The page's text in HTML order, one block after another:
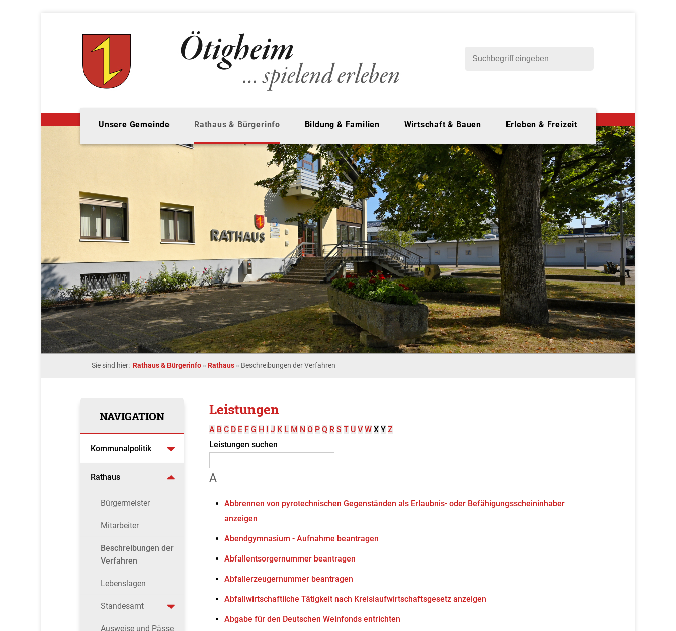
Unsere Gemeinde Rathaus & Bürgerinfo Bildung & Familien Wirtschaft & Bauen Erleben & Freizeit
Sie sind hier: Rathaus & Bürgerinfo » Rathaus » Beschreibungen der Verfahren
NAVIGATION
Kommunalpolitik
Rathaus
Bürgermeister
Mitarbeiter
Beschreibungen der
Verfahren
Lebenslagen
Standesamt
Ausweise und Pässe
Leistungen
A B C D E F G H I J K L M N O P Q R S T U V W X Y Z
Leistungen suchen
A
Abbrennen von pyrotechnischen Gegenständen als Erlaubnis- oder Befähigungsscheininhaber
anzeigen
Abendgymnasium - Aufnahme beantragen
Abfallentsorgernummer beantragen
Abfallerzeugernummer beantragen
Abfallwirtschaftliche Tätigkeit nach Kreislaufwirtschaftsgesetz anzeigen
Abgabe für den Deutschen Weinfonds entrichten